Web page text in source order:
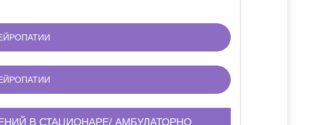
В СТАЦИОНАРЕ/ АМБУЛАТОРНО